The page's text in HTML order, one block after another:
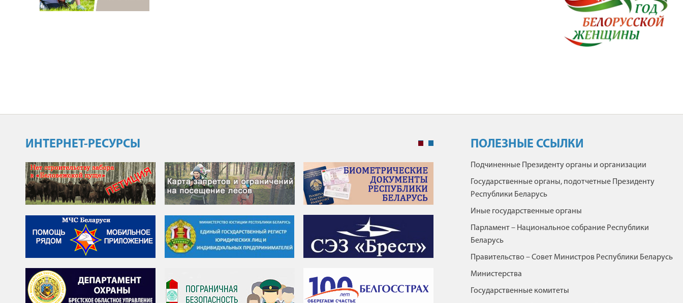
ИНТЕРНЕТ-РЕСУРСЫ ПОЛЕЗНЫЕ ССЫЛКИ
Подчиненные Президенту органы и организации
Государственные органы, подотчетные Президенту
Республики Беларусь
Иные государственные органы
Парламент – Национальное собрание Республики
Беларусь
Правительство – Совет Министров Республики Беларусь
Министерства
Государственные комитеты